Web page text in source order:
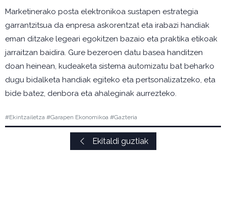
Marketinerako posta elektronikoa sustapen estrategia
garrantzitsua da enpresa askorentzat eta irabazi handiak
eman ditzake legeari egokitzen bazaio eta praktika etikoak
jarraitzan baidira. Gure bezeroen datu basea handitzen
doan heinean, kudeaketa sistema automizatu bat beharko
dugu bidalketa handiak egiteko eta pertsonalizatzeko, eta
bide batez, denbora eta ahaleginak aurrezteko.
#Ekintzailetza #Garapen Ekonomikoa #Gazteria
Ekitaldi guztiak